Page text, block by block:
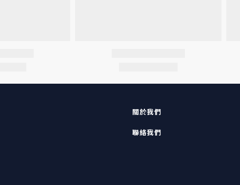
關於我們
聯絡我們